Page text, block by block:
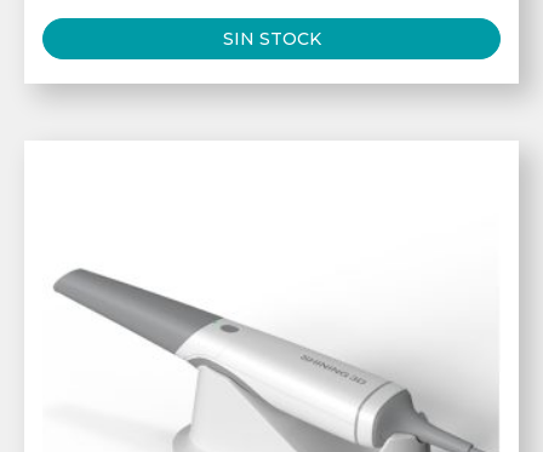
SIN STOCK